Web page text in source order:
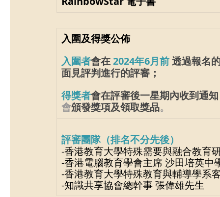
入圍及得獎公佈
入圍者會在2024年6月前 透過報名
面見評判進行的評審；
得獎者會在評審後一星期內收到通
會頒發獎項及領取獎品。
評審團隊（排名不分先後）
-香港教育大學特殊需要與融合教育
-香港電腦教育學會主席 沙田培英中
-香港教育大學特殊教育與輔導學系
-知識共享協會總幹事 張偉雄先生